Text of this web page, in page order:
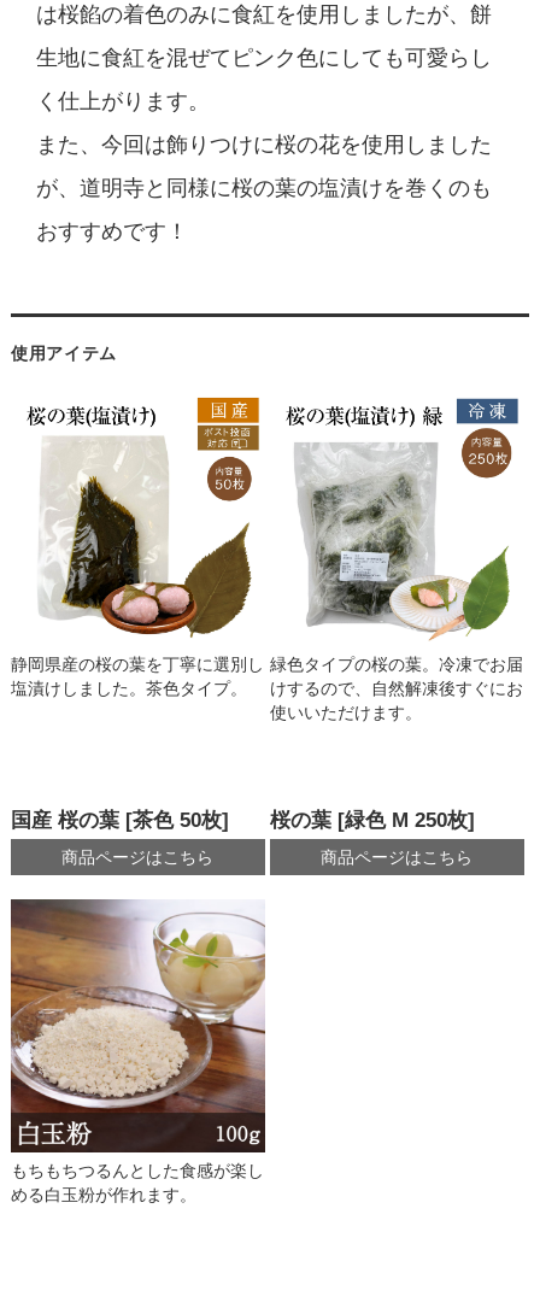
は桜餡の着色のみに食紅を使用しましたが、餅
生地に食紅を混ぜてピンク色にしても可愛らし
く仕上がります。
また、今回は飾りつけに桜の花を使用しました
が、道明寺と同様に桜の葉の塩漬けを巻くのも
おすすめです！
使用アイテム
静岡県産の桜の葉を丁寧に選別し
塩漬けしました。茶色タイプ。
国産 桜の葉 [茶色 50枚]
商品ページはこちら
緑色タイプの桜の葉。冷凍でお届
けするので、自然解凍後すぐにお
使いいただけます。
桜の葉 [緑色 M 250枚]
商品ページはこちら
もちもちつるんとした食感が楽し
める白玉粉が作れます。